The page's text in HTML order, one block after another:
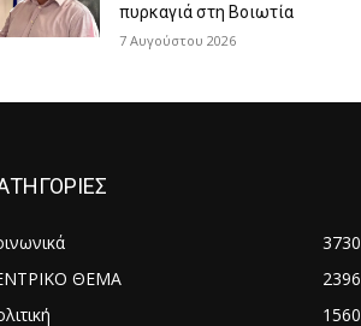
πυρκαγιά στη Βοιωτία
7 Αυγούστου 2026
3730
ΘΕΜΑ
2396
1560